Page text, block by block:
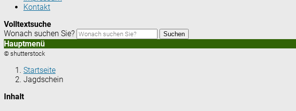
Kontakt
Volltextsuche
Wonach suchen Sie?
Suchen
Hauptmenü
© shutterstock
Startseite
Jagdschein
Inhalt